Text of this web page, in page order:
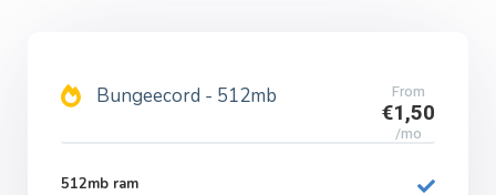
Bungeecord - 512mb From
€1,50
/mo
512mb ram